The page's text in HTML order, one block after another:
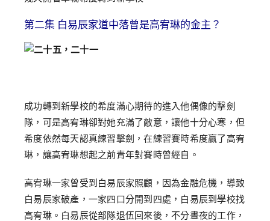
第二集 白易辰家道中落曾是高宥琳的金主？
成功轉到新學校的希度滿心期待的進入他偶像的擊劍
隊，可是高宥琳卻對她充滿了敵意，讓他十分心寒，但
希度依然每天認真練習擊劍，在練習賽時希度贏了高宥
琳，讓高宥琳想起之前青年對賽時曾經自。
高宥琳一家曾受到白易辰家照顧，因為金融危機，導致
白易辰家破產，一家四口分開到四處，白易辰到學校找
高宥琳。白易辰從部隊退伍回來後，不分晝夜的工作，